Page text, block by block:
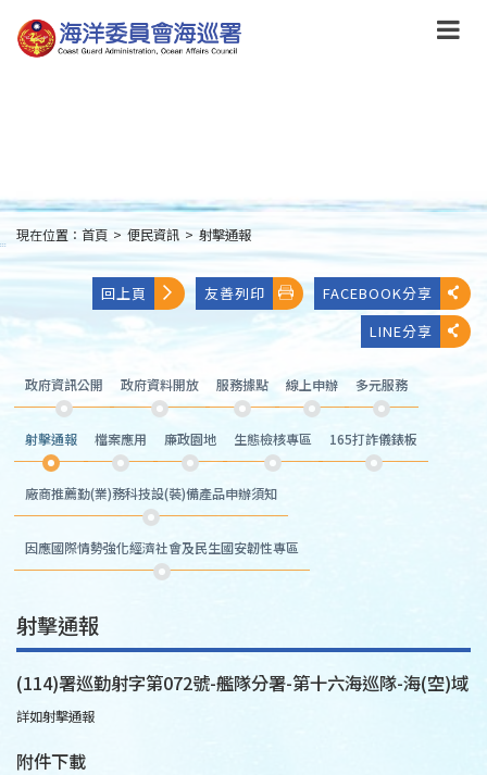
到
主
:::
現在位置： 首頁 > 便民資訊 > 射擊通報
回上頁 友善列印
FACEBOOK分享
LINE分享
政府資訊公開 政府資料開放 服務據點 線上申辦 多元服務
射擊通報 檔案應用 廉政園地 生態檢核專區 165打詐儀錶板
廠商推薦勤(業)務科技設(裝)備產品申辦須知
因應國際情勢強化經濟社會及民生國安韌性專區
射擊通報
(114)署巡勤射字第072號-艦隊分署-第十六海巡隊-海(空)域
詳如射擊通報
附件下載